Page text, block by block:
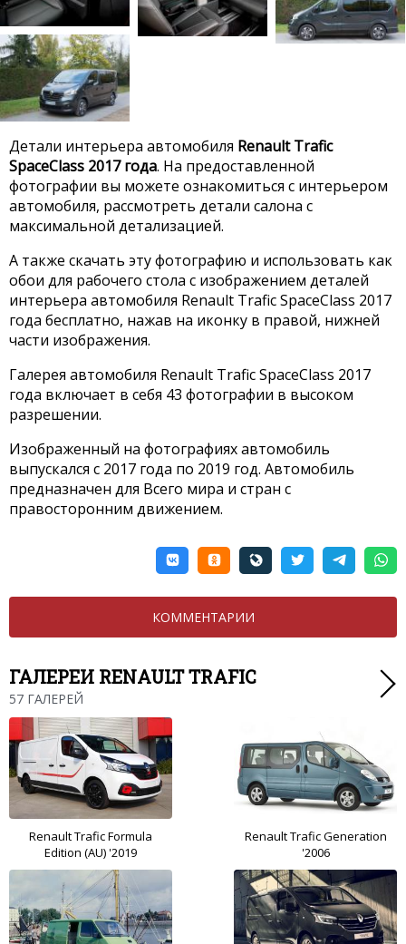
Детали интерьера автомобиля Renault Trafic
SpaceClass 2017 года. На предоставленной
фотографии вы можете ознакомиться с интерьером
автомобиля, рассмотреть детали салона с
максимальной детализацией.
А также скачать эту фотографию и использовать как
обои для рабочего стола с изображением деталей
интерьера автомобиля Renault Trafic SpaceClass 2017
года бесплатно, нажав на иконку в правой, нижней
части изображения.
Галерея автомобиля Renault Trafic SpaceClass 2017
года включает в себя 43 фотографии в высоком
разрешении.
Изображенный на фотографиях автомобиль
выпускался с 2017 года по 2019 год. Автомобиль
предназначен для Всего мира и стран с
правосторонним движением.
КОММЕНТАРИИ
ГАЛЕРЕИ RENAULT TRAFIC
57 ГАЛЕРЕЙ
Renault Trafic Formula
Edition (AU) '2019
Renault Trafic Generation
'2006